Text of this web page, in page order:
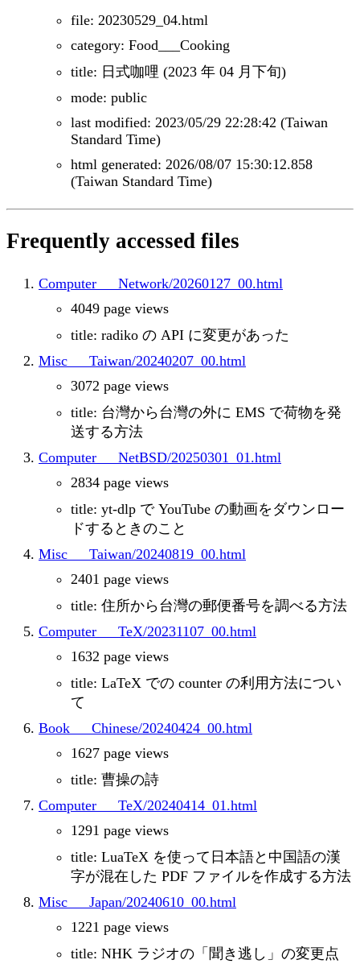
file: 20230529_04.html
category: Food___Cooking
title: 日式咖哩 (2023 年 04 月下旬)
mode: public
last modified: 2023/05/29 22:28:42 (Taiwan
Standard Time)
html generated: 2026/08/07 15:30:12.858
(Taiwan Standard Time)
Frequently accessed files
Computer___Network/20260127_00.html
4049 page views
title: radiko の API に変更があった
Misc___Taiwan/20240207_00.html
3072 page views
title: 台灣から台灣の外に EMS で荷物を発
送する方法
Computer___NetBSD/20250301_01.html
2834 page views
title: yt-dlp で YouTube の動画をダウンロー
ドするときのこと
Misc___Taiwan/20240819_00.html
2401 page views
title: 住所から台灣の郵便番号を調べる方法
Computer___TeX/20231107_00.html
1632 page views
title: LaTeX での counter の利用方法につい
て
Book___Chinese/20240424_00.html
1627 page views
title: 曹操の詩
Computer___TeX/20240414_01.html
1291 page views
title: LuaTeX を使って日本語と中国語の漢
字が混在した PDF ファイルを作成する方法
Misc___Japan/20240610_00.html
1221 page views
title: NHK ラジオの「聞き逃し」の変更点